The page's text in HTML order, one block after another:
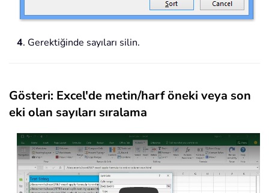
4. Gerektiğinde sayıları silin.
Gösteri: Excel'de metin/harf öneki veya son
eki olan sayıları sıralama